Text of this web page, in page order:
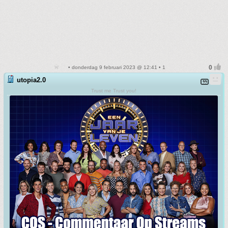
• donderdag 9 februari 2023 @ 12:41 • 1
utopia2.0
Trust me Trust you!